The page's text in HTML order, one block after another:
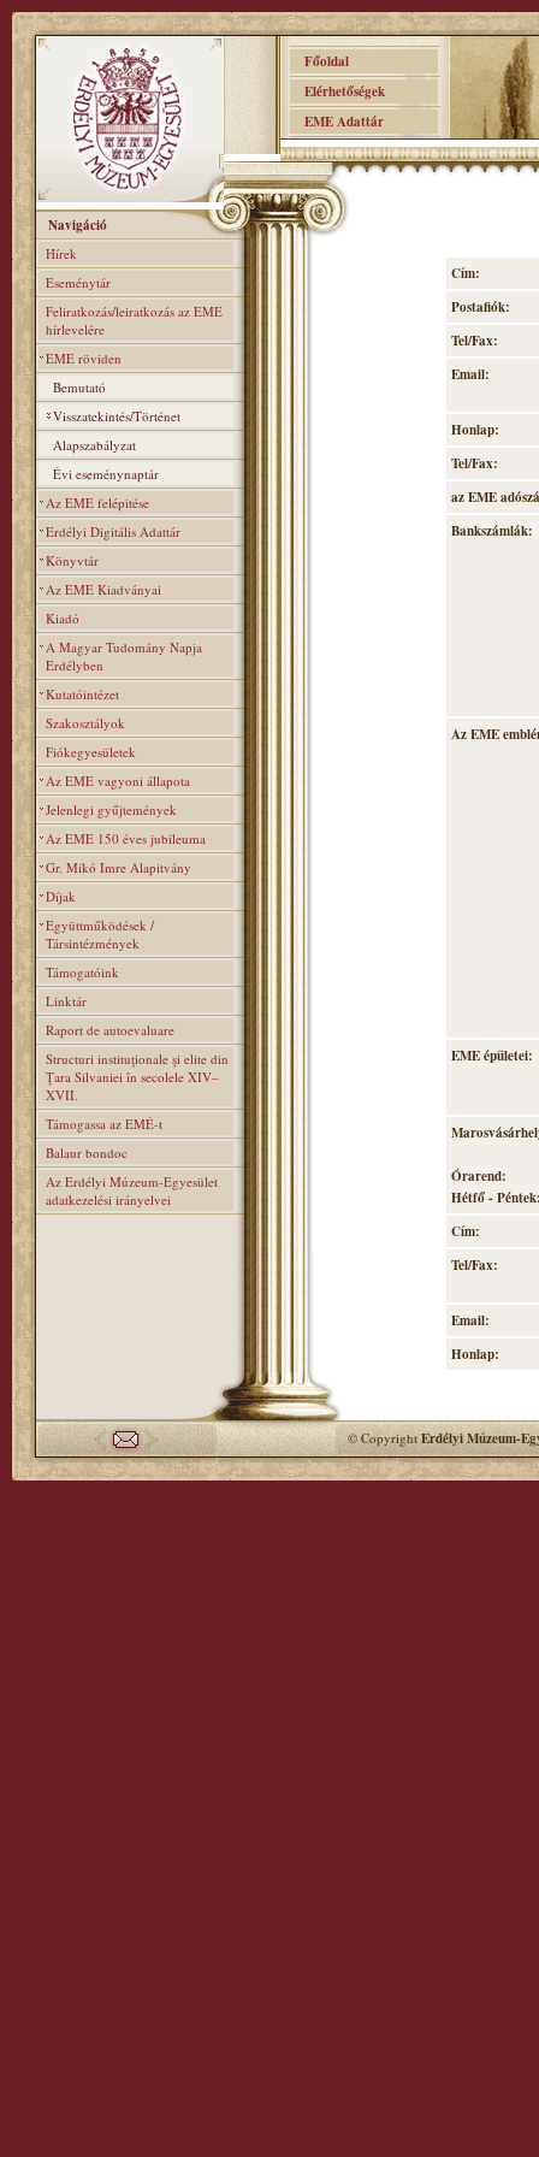
Főoldal
Elérhetőségek
EME Adattár
Navigáció
Hírek
Eseménytár
Feliratkozás/leiratkozás az EME
hírlevelére
EME röviden
Bemutató
Visszatekintés/Történet
Alapszabályzat
Évi eseménynaptár
Az EME felépitése
Erdélyi Digitális Adattár
Könyvtár
Az EME Kiadványai
Kiadó
A Magyar Tudomány Napja
Erdélyben
Kutatóintézet
Szakosztályok
Fiókegyesületek
Az EME vagyoni állapota
Jelenlegi gyűjtemények
Az EME 150 éves jubileuma
Gr. Mikó Imre Alapitvány
Díjak
Együttműködések /
Társintézmények
Támogatóink
Linktár
Raport de autoevaluare
Structuri instituţionale şi elite din
Ţara Silvaniei în secolele XIV–
XVII.
Támogassa az EMÉ-t
Balaur bondoc
Az Erdélyi Múzeum-Egyesület
adatkezelési irányelvei
Cím:
Postafiók:
Tel/Fax:
Email:
Honlap:
Tel/Fax:
az EME
Bankszámlák:
Az EME
EME épületei:
Órarend:
Hétfő -
Cím:
Tel/Fax:
Email:
Honlap:
© CopyrightErdélyi Múzeum-